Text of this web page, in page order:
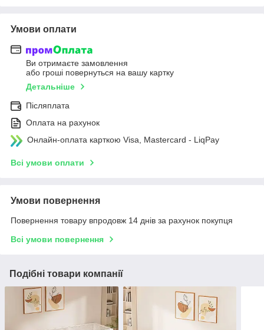
Умови оплати
Ви отримаєте замовлення
або гроші повернуться на вашу картку
Детальніше
Післяплата
Оплата на рахунок
Онлайн-оплата карткою Visa, Mastercard - LiqPay
Всі умови оплати
Умови повернення
Повернення товару впродовж 14 днів за рахунок покупця
Всі умови повернення
Подібні товари компанії